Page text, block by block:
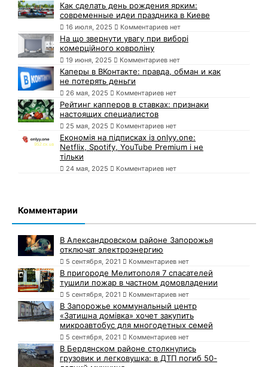
Как сделать день рождения ярким:
современные идеи праздника в Киеве
16 июля, 2025 Комментариев нет
На що звернути увагу при виборі
комерційного ковроліну
19 июня, 2025 Комментариев нет
Каперы в ВКонтакте: правда, обман и как
не потерять деньги
26 мая, 2025 Комментариев нет
Рейтинг капперов в ставках: признаки
настоящих специалистов
25 мая, 2025 Комментариев нет
Економія на підписках із onlyy.one:
Netflix, Spotify, YouTube Premium і не
тільки
24 мая, 2025 Комментариев нет
Комментарии
В Александровском районе Запорожья
отключат электроэнергию
5 сентября, 2021 Комментариев нет
В пригороде Мелитополя 7 спасателей
тушили пожар в частном домовладении
5 сентября, 2021 Комментариев нет
В Запорожье коммунальный центр
«Затишна домівка» хочет закупить
микроавтобус для многодетных семей
5 сентября, 2021 Комментариев нет
В Бердянском районе столкнулись
грузовик и легковушка: в ДТП погиб 50-